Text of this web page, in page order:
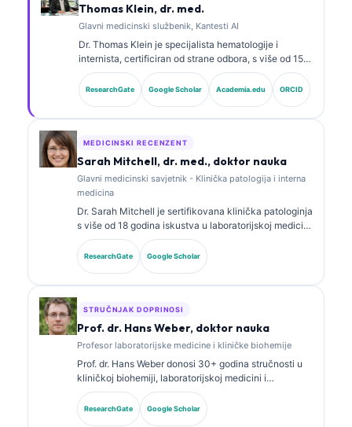
Thomas Klein, dr. med.
Glavni medicinski službenik, Kantesti AI
Dr. Thomas Klein je specijalista hematologije i
internista, certificiran od strane odbora, s više od 15
godina iskustva u laboratorijskoj medicini i kliničkoj
analizi uz pomoć vještačke inteligencije. Kao glavni
medicinski direktor u Kantesti AI, pruža klinički
radove o interpretaciji biomarkera i laboratorijskoj
dijagnostici na temu laboratorijske medicine.
ResearchGate Google Scholar Academia.edu ORCID
MEDICINSKI RECENZENT
Sarah Mitchell, dr. med., doktor nauka
Glavni medicinski savjetnik - Klinička patologija i interna
medicina
Dr. Sarah Mitchell je sertifikovana klinička patologinja
s više od 18 godina iskustva u laboratorijskoj medicini
i dijagnostičkoj analizi. Ima specijalističke sertifikate
iz kliničke biohemije i opsežno je objavljivala radove
o panelima biomarkera i laboratorijskoj analizi u
ResearchGate Google Scholar
STRUČNJAK DOPRINOSI
Prof. dr. Hans Weber, doktor nauka
Profesor laboratorijske medicine i kliničke biohemije
Prof. dr. Hans Weber donosi 30+ godina stručnosti u
kliničkoj biohemiji, laboratorijskoj medicini i
istraživanju biomarkera. Bivši predsjednik Njemačkog
društva za kliničku hemiju, specijalizovan je za
analizu dijagnostičkih panela, standardizaciju
ResearchGate Google Scholar